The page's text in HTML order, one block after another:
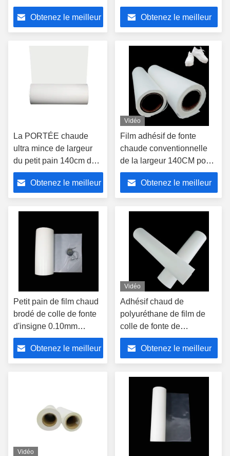
la largeur 100cm du petit
pain de film de
stratification 140cm
Obtenez le meilleur
colle de tissu chaud de
film pour coller la caisse
d'Ipad
Obtenez le meilleur
La PORTÉE chaude
ultra mince de largeur
du petit pain 140cm de
stratification de film de
colle de fonte a certifié
Obtenez le meilleur
Vidéo
Film adhésif de fonte
chaude conventionnelle
de la largeur 140CM pour
les chaussures de
stratification
Obtenez le meilleur
Petit pain de film chaud
brodé de colle de fonte
d'insigne 0.10mm
translucides 0.12mm
avec la bonne
adhérence
Obtenez le meilleur
Vidéo
Adhésif chaud de
polyuréthane de film de
colle de fonte de
l'épaisseur TPU
doucement de 0.08mm
Obtenez le meilleur
Vidéo